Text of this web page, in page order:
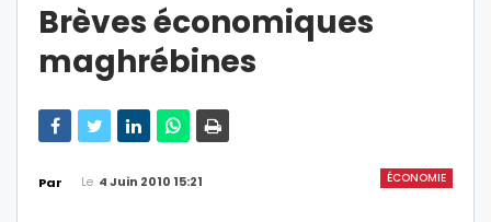
Brèves économiques
maghrébines
ÉCONOMIE
Par Le 4 Juin 2010 15:21